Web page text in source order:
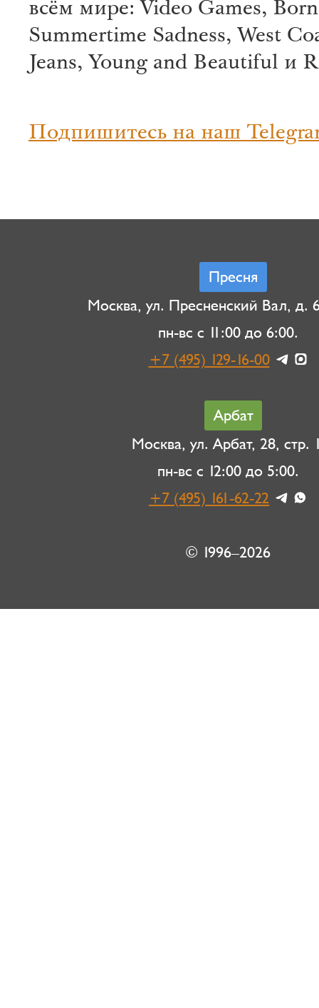
всём мире: Video Games,
Summertime Sadness, West
Jeans, Young and Beautiful и
Подпишитесь на наш
Пресня
Москва, ул. Пресненский Вал, д.
пн-вс с 11:00 до 6:00.
+7 (495) 129-16-00
Арбат
Москва, ул. Арбат, 28, стр.
пн-вс с 12:00 до 5:00.
+7 (495) 161-62-22
© 1996–2026